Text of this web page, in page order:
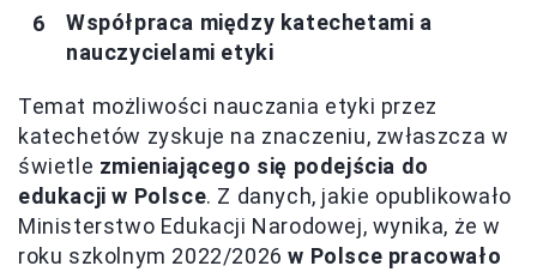
Współpraca między katechetami a
nauczycielami etyki
Temat możliwości nauczania etyki przez
katechetów zyskuje na znaczeniu, zwłaszcza w
świetle zmieniającego się podejścia do
edukacji w Polsce. Z danych, jakie opublikowało
Ministerstwo Edukacji Narodowej, wynika, że w
roku szkolnym 2022/2026w Polsce pracowało